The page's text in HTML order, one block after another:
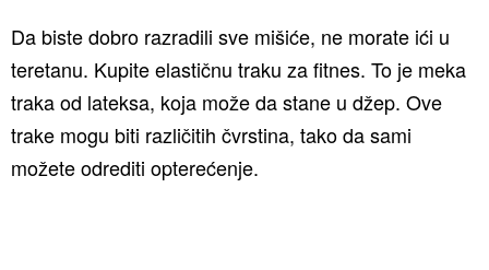
Da biste dobro razradili sve mišiće, ne morate ići u
teretanu. Kupite elastičnu traku za fitnes. To je meka
traka od lateksa, koja može da stane u džep. Ove
trake mogu biti različitih čvrstina, tako da sami
možete odrediti opterećenje.